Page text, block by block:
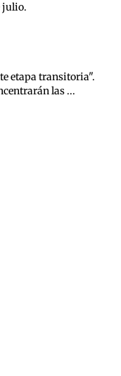
julio.
etapa transitoria".
las ...